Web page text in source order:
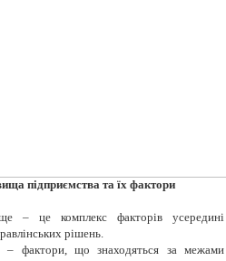
підприємства та їх фактори
– це комплекс факторів усередині
рішень.
– фактори, що знаходяться за межами